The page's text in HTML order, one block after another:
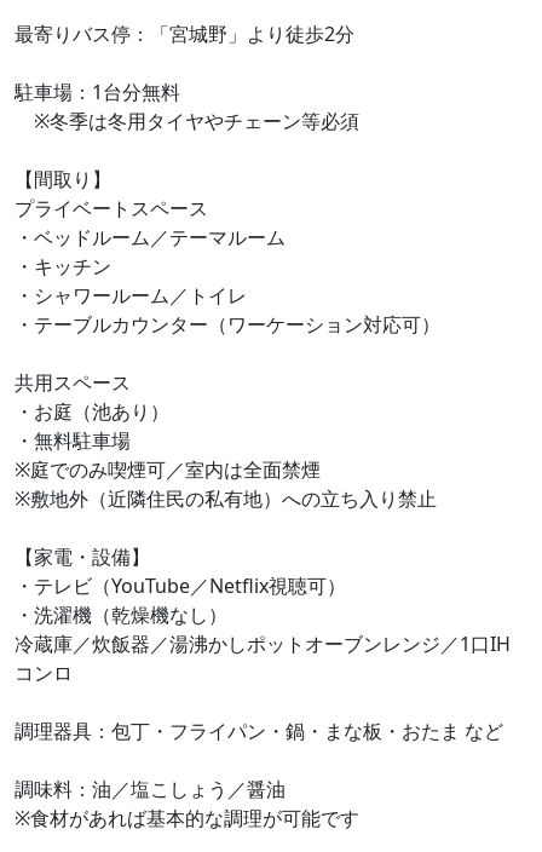
最寄りバス停：「宮城野」より徒歩2分
駐車場：1台分無料
※冬季は冬用タイヤやチェーン等必須
【間取り】
プライベートスペース
・ベッドルーム／テーマルーム
・キッチン
・シャワールーム／トイレ
・テーブルカウンター（ワーケーション対応可）
共用スペース
・お庭（池あり）
・無料駐車場
※庭でのみ喫煙可／室内は全面禁煙
※敷地外（近隣住民の私有地）への立ち入り禁止
【家電・設備】
・テレビ（YouTube／Netflix視聴可）
・洗濯機（乾燥機なし）
冷蔵庫／炊飯器／湯沸かしポットオーブンレンジ／1口IH
コンロ
調理器具：包丁・フライパン・鍋・まな板・おたま など
調味料：油／塩こしょう／醤油
※食材があれば基本的な調理が可能です